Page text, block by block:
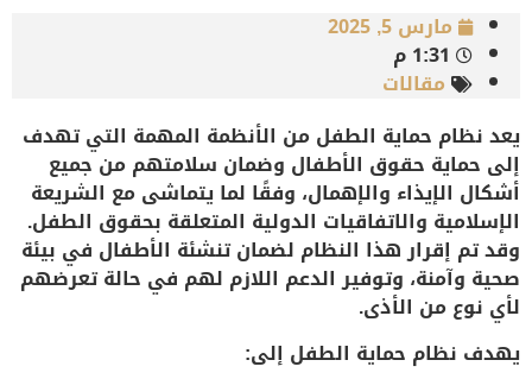
مارس 5, 2025
1:31 م
مقالات
يعدنظام حماية الطفل من الأنظمة المهمة التي تهدف
إلى حماية حقوق الأطفال وضمان سلامتهم من جميع
أشكال الإيذاء والإهمال، وفقًا لما يتماشى مع الشريعة
الإسلامية والاتفاقيات الدولية المتعلقة بحقوق الطفل.
وقد تم إقرار هذا النظام لضمان تنشئة الأطفال في بيئة
صحية وآمنة، وتوفير الدعم اللازم لهم في حالة تعرضهم
لأي نوع من الأذى.
يهدف نظام حماية الطفل إلى: